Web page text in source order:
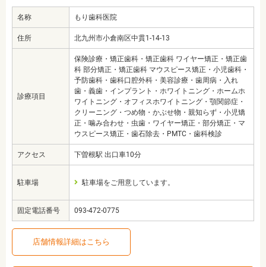
名称 もり歯科医院
住所 北九州市小倉南区中貫1-14-13
診療項目
保険診療・矯正歯科・矯正歯科 ワイヤー矯正・矯正歯
科 部分矯正・矯正歯科 マウスピース矯正・小児歯科・
予防歯科・歯科口腔外科・美容診療・歯周病・入れ
歯・義歯・インプラント・ホワイトニング・ホームホ
ワイトニング・オフィスホワイトニング・顎関節症・
クリーニング・つめ物・かぶせ物・親知らず・小児矯
正・噛み合わせ・虫歯・ワイヤー矯正・部分矯正・マ
ウスピース矯正・歯石除去・PMTC・歯科検診
アクセス 下曽根駅 出口車10分
駐車場 駐車場をご用意しています。
固定電話番号 093-472-0775
店舗情報詳細はこちら